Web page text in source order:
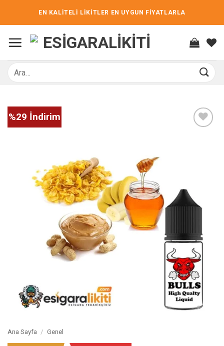
EN KALİTELİ LİKİTLER EN UYGUN FİYATLARLA
Ara:
%29 İndirim
Ana Sayfa / Genel